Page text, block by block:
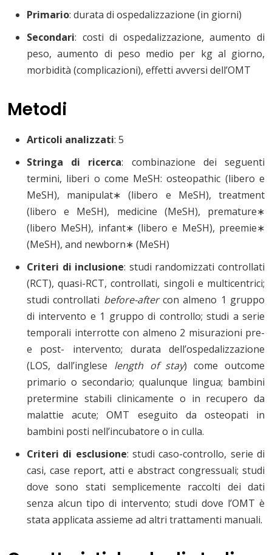
Primario: durata di ospedalizzazione (in giorni)
Secondari: costi di ospedalizzazione, aumento di
peso, aumento di peso medio per kg al giorno,
morbidità (complicazioni), effetti avversi dell’OMT
Metodi
Articoli analizzati: 5
Stringa di ricerca: combinazione dei seguenti
termini, liberi o come MeSH: osteopathic (libero e
MeSH), manipulat∗ (libero e MeSH), treatment
(libero e MeSH), medicine (MeSH), premature∗
(libero MeSH), infant∗ (libero e MeSH), preemie∗
(MeSH), and newborn∗ (MeSH)
Criteri di inclusione: studi randomizzati controllati
(RCT), quasi-RCT, controllati, singoli e multicentrici;
studi controllati before-aftercon almeno 1 gruppo
di intervento e 1 gruppo di controllo; studi a serie
temporali interrotte con almeno 2 misurazioni pre-
e post- intervento; durata dell’ospedalizzazione
(LOS, dall’inglese length of stay) come outcome
primario o secondario; qualunque lingua; bambini
pretermine stabili clinicamente o in recupero da
malattie acute; OMT eseguito da osteopati in
bambini posti nell’incubatore o in culla.
Criteri di esclusione: studi caso-controllo, serie di
casi, case report, atti e abstract congressuali; studi
dove sono stati semplicemente raccolti dei dati
senza alcun tipo di intervento; studi dove l’OMT è
stata applicata assieme ad altri trattamenti manuali.